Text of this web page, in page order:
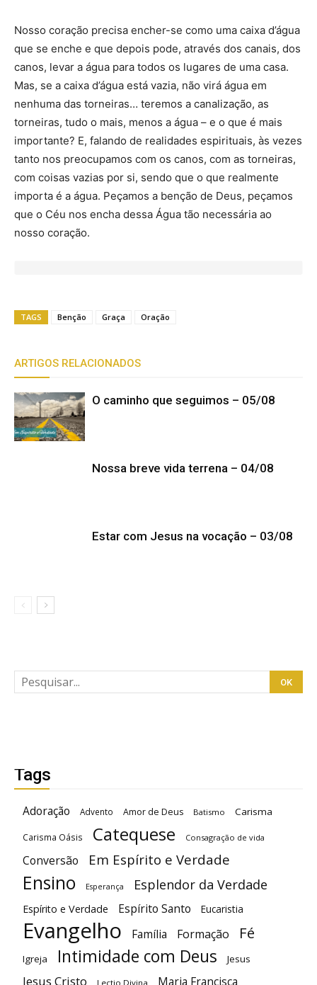
Nosso coração precisa encher-se como uma caixa d’água
que se enche e que depois pode, através dos canais, dos
canos, levar a água para todos os lugares de uma casa.
Mas, se a caixa d’água está vazia, não virá água em
nenhuma das torneiras… teremos a canalização, as
torneiras, tudo o mais, menos a água – e o que é mais
importante? E, falando de realidades espirituais, às vezes
tanto nos preocupamos com os canos, com as torneiras,
com coisas vazias por si, sendo que o que realmente
importa é a água. Peçamos a benção de Deus, peçamos
que o Céu nos encha dessa Água tão necessária ao
nosso coração.
TAGS Benção Graça Oração
ARTIGOS RELACIONADOS
O caminho que seguimos – 05/08
Nossa breve vida terrena – 04/08
Estar com Jesus na vocação – 03/08
Tags
Adoração Advento Amor de Deus Batismo Carisma
Carisma Oásis Catequese Consagração de vida
Conversão Em Espírito e Verdade
Ensino Esperança Esplendor da Verdade
Espírito e Verdade Espírito Santo Eucaristia
Evangelho Família Formação Fé
Igreja Intimidade com Deus Jesus
Jesus Cristo Lectio Divina Maria Francisca